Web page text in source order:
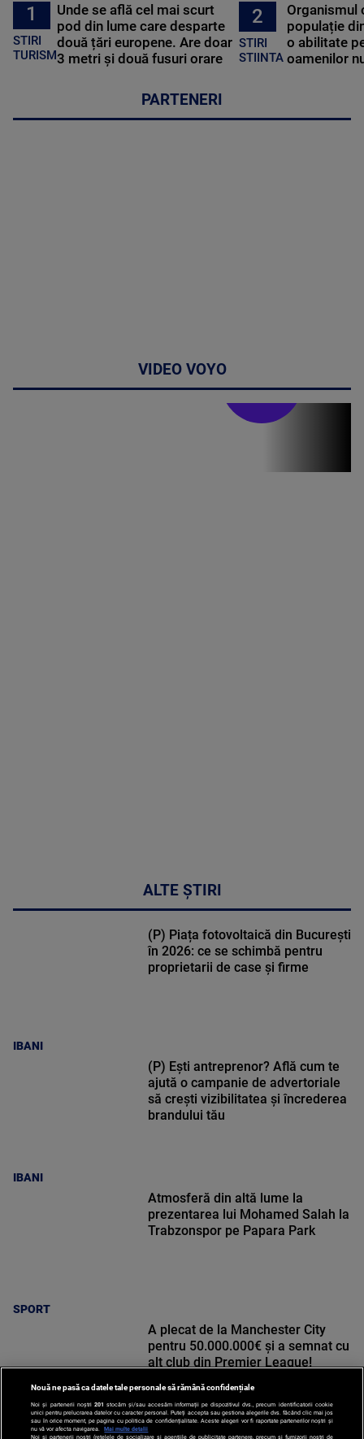
1
STIRI
TURISM
Unde se află cel mai scurt
pod din lume care desparte
două țări europene. Are doar
3 metri și două fusuri orare
2
STIRI
STIINTA
Organismul
populație
o abilitate
oamenilor
PARTENERI
VIDEO VOYO
ALTE ȘTIRI
IBANI
(P) Piața fotovoltaică din București
în 2026: ce se schimbă pentru
proprietarii de case și firme
IBANI
(P) Ești antreprenor? Află cum te
ajută o campanie de advertoriale
să crești vizibilitatea și încrederea
brandului tău
SPORT
Atmosferă din altă lume la
prezentarea lui Mohamed Salah la
Trabzonspor pe Papara Park
A plecat de la Manchester City
pentru 50.000.000€ și a semnat cu
alt club din Premier League!
Nouă ne pasă ca datele tale personale să rămână confidențiale
Noi și partenerii noștri 201 stocăm și/sau accesăm informații pe dispozitivul dvs., precum identificatorii cookie
unici pentru prelucrarea datelor cu caracter personal. Puteți accepta sau gestiona alegerile dvs. făcând clic mai jos
sau în orice moment, pe pagina cu politica de confidențialitate. Aceste alegeri vor fi raportate partenerilor noștri și
nu vă vor afecta navigarea.
Mai multe detalii
Noi si partenerii nostri (retelele de socializare si agentiile de publicitate partenere, precum si furnizorii nostri de